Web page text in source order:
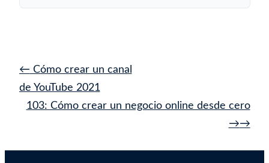
Navegación
de
entrada
← Cómo crear un canal
de YouTube 2021
103: Cómo crear un negocio online desde cero
→